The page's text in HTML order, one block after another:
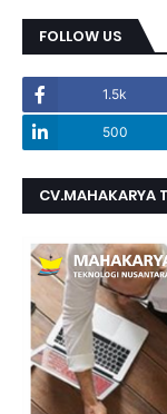
FOLLOW US
1.5k
500
CV.MAHAKARYA